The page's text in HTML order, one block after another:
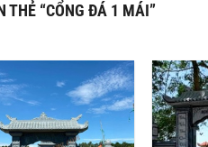
THẺ “CỔNG ĐÁ 1 MÁI”